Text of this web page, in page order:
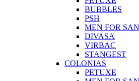
BUBBLES
PSH
MEN FOR SAN
DIVASA
VIRBAC
STANGEST
COLONIAS
PETUXE